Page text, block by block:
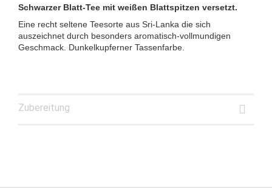
Schwarzer Blatt-Tee mit weißen Blattspitzen versetzt.
Eine recht seltene Teesorte aus Sri-Lanka die sich
auszeichnet durch besonders aromatisch-vollmundigen
Geschmack. Dunkelkupferner Tassenfarbe.
Zubereitung